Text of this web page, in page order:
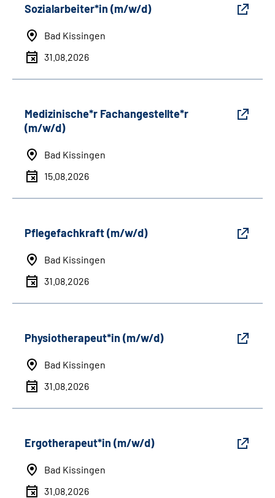
Sozialarbeiter*in (m/w/d)
Bad Kissingen
31.08.2026
Medizinische*r Fachangestellte*r
(m/w/d)
Bad Kissingen
15.08.2026
Pflegefachkraft (m/w/d)
Bad Kissingen
31.08.2026
Physiotherapeut*in (m/w/d)
Bad Kissingen
31.08.2026
Ergotherapeut*in (m/w/d)
Bad Kissingen
31.08.2026